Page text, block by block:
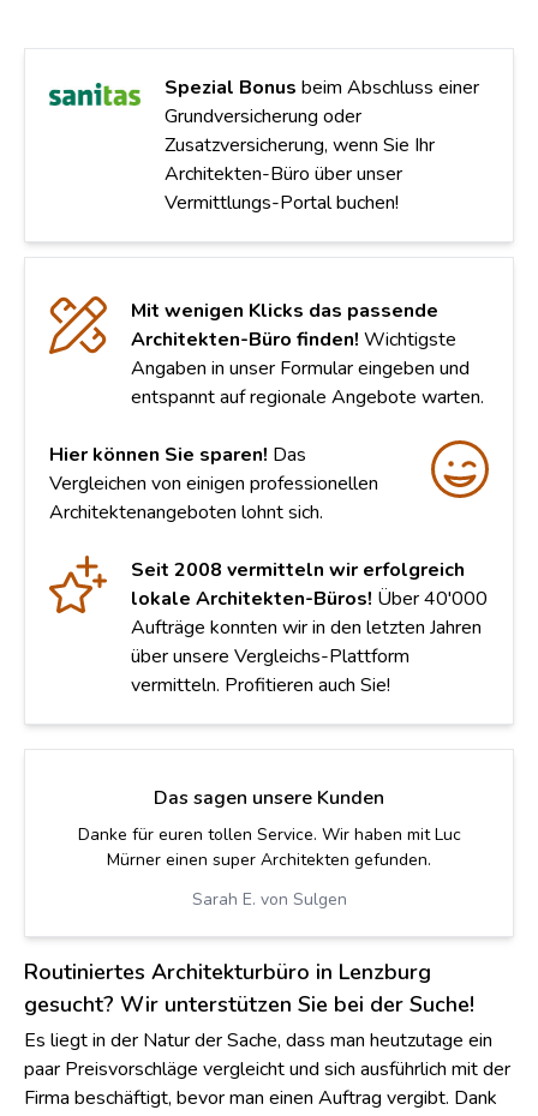
Routiniertes Architekturbüro in Lenzburg
gesucht? Wir unterstützen Sie bei der Suche!
Es liegt in der Natur der Sache, dass man heutzutage ein
paar Preisvorschläge vergleicht und sich ausführlich mit der
Firma beschäftigt, bevor man einen Auftrag vergibt. Dank
Spezial Bonus beim Abschluss einer
Grundversicherung oder
Zusatzversicherung, wenn Sie Ihr
Architekten-Büro über unser
Vermittlungs-Portal buchen!
Mit wenigen Klicks das passende
Architekten-Büro finden! Wichtigste
Angaben in unser Formular eingeben und
entspannt auf regionale Angebote warten.
Hier können Sie sparen! Das
Vergleichen von einigen professionellen
Architektenangeboten lohnt sich.
Seit 2008 vermitteln wir erfolgreich
lokale Architekten-Büros! Über 40'000
Aufträge konnten wir in den letzten Jahren
über unsere Vergleichs-Plattform
vermitteln. Profitieren auch Sie!
Das sagen unsere Kunden
Gute, kompetente Beratung und tolle Ausführung.
Kommunikation könnte etwas besser sein.
Roman F. von Riedholz